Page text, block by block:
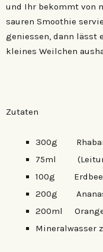
und Ihr bekommt von
sauren Smoothie
geniessen, dann lässt
kleines Weilchen
Zutaten
300g
75ml
100g
200g
200ml
Mineralwasser